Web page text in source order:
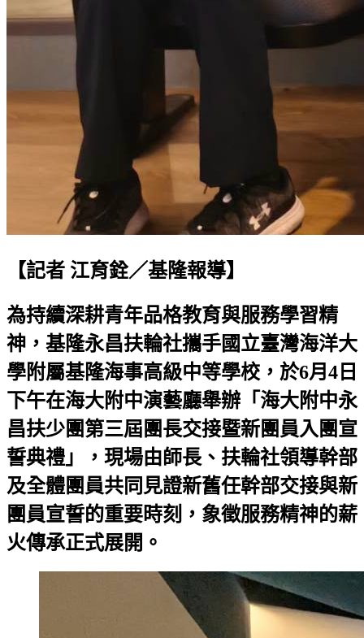
【記者 江育銓／基隆報導】
為持續深耕青年品格教育與服務學習精
神，基隆永昌扶輪社攜手國立臺灣海洋大
學附屬基隆海事高級中等學校，於6月4日
下午在海大附中演藝廳舉辦「海大附中永
昌扶少團第三屆團長交接暨新團員入團宣
誓典禮」，現場由師長、扶輪社領導幹部
及全體團員共同見證新舊任幹部交接與新
團員宣誓的重要時刻，象徵服務精神的薪
火傳承正式展開。